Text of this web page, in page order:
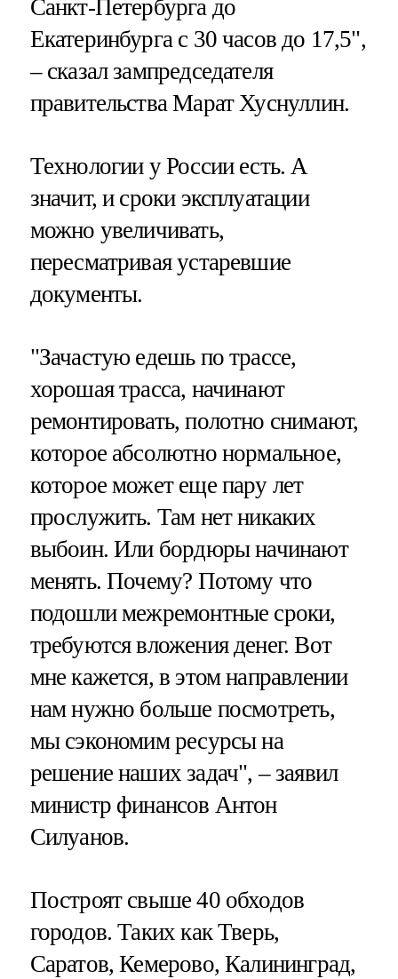
Санкт-Петербурга до
Екатеринбурга с 30 часов до 17,5",
– сказал зампредседателя
правительства Марат Хуснуллин.
Технологии у России есть. А
значит, и сроки эксплуатации
можно увеличивать,
пересматривая устаревшие
документы.
"Зачастую едешь по трассе,
хорошая трасса, начинают
ремонтировать, полотно снимают,
которое абсолютно нормальное,
которое может еще пару лет
прослужить. Там нет никаких
выбоин. Или бордюры начинают
менять. Почему? Потому что
подошли межремонтные сроки,
требуются вложения денег. Вот
мне кажется, в этом направлении
нам нужно больше посмотреть,
мы сэкономим ресурсы на
решение наших задач", – заявил
министр финансов Антон
Силуанов.
Построят свыше 40 обходов
городов. Таких как Тверь,
Саратов, Кемерово, Калининград,